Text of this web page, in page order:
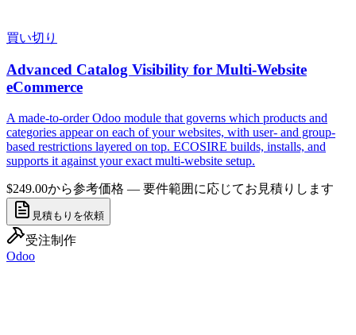
買い切り
Advanced Catalog Visibility for Multi-Website
eCommerce
A made-to-order Odoo module that governs which products and
categories appear on each of your websites, with user- and group-
based restrictions layered on top. ECOSIRE builds, installs, and
supports it against your exact multi-website setup.
$249.00から参考価格 — 要件範囲に応じてお見積りします
見積もりを依頼
受注制作
Odoo